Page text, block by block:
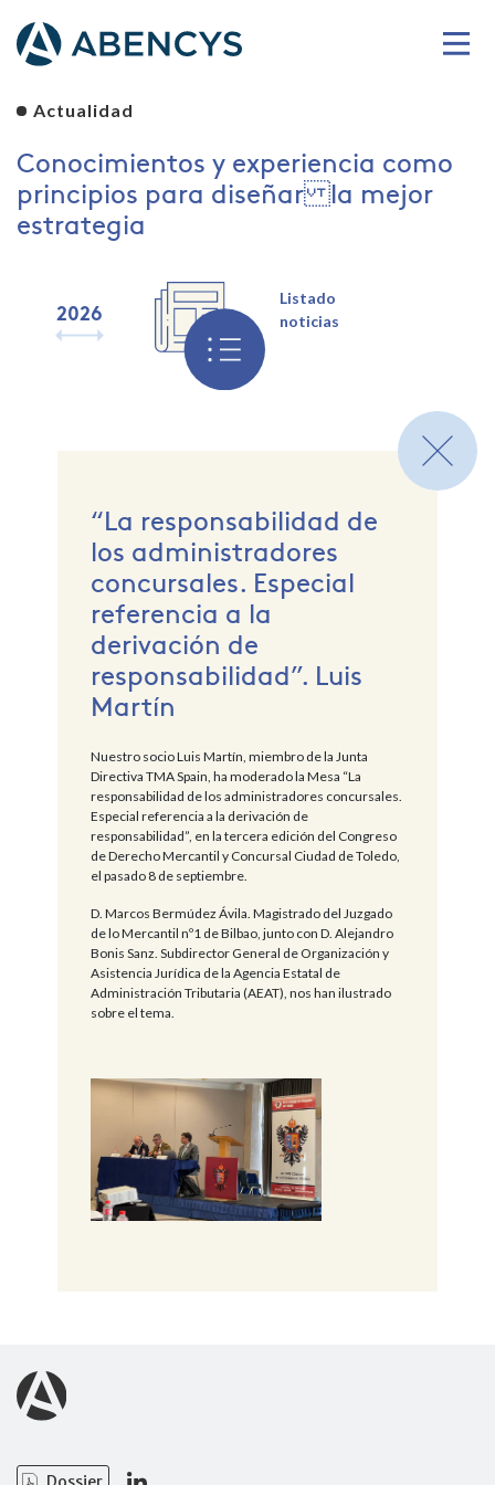
Actualidad
Conocimientos y experiencia como
principios para diseñar la mejor
estrategia
2026 2024 2023 2022 2021
Listado
noticias
“La responsabilidad de
los administradores
concursales. Especial
referencia a la
derivación de
responsabilidad”. Luis
Martín
Nuestro socio Luis Martín, miembro de la Junta
Directiva TMA Spain, ha moderado la Mesa “La
responsabilidad de los administradores concursales.
Especial referencia a la derivación de
responsabilidad”, en la tercera edición del Congreso
de Derecho Mercantil y Concursal Ciudad de Toledo,
el pasado 8 de septiembre.
D. Marcos Bermúdez Ávila. Magistrado del Juzgado
de lo Mercantil nº1 de Bilbao, junto con D. Alejandro
Bonis Sanz. Subdirector General de Organización y
Asistencia Jurídica de la Agencia Estatal de
Administración Tributaria (AEAT), nos han ilustrado
sobre el tema.